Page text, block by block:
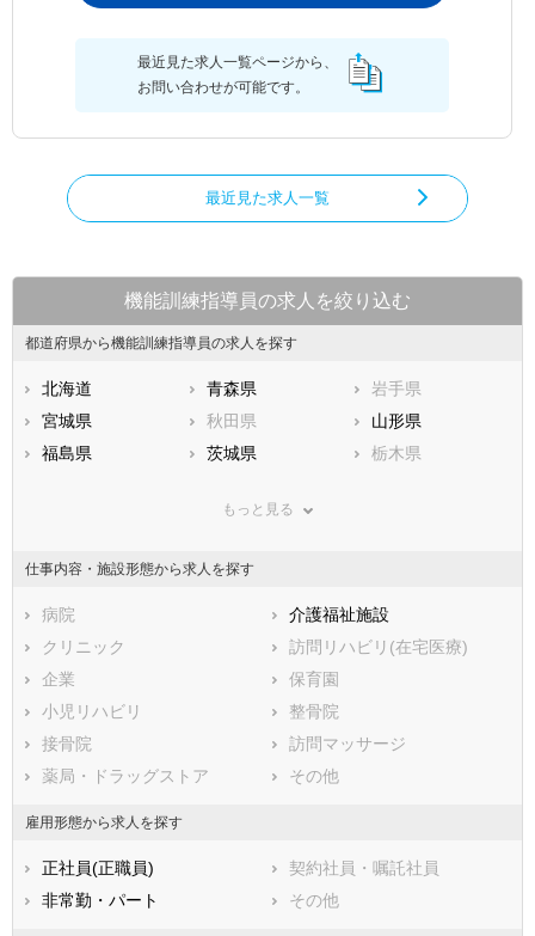
最近見た求人一覧ページから、
お問い合わせが可能です。
最近見た求人一覧
機能訓練指導員の求人を絞り込む
都道府県から機能訓練指導員の求人を探す
北海道 青森県
岩手県
宮城県
秋田県
山形県
福島県
茨城県
栃木県
神奈川県
石川県
福井県
静岡県
三重県
滋賀県
大阪府
兵庫県
鳥取県
広島県
徳島県
香川県
愛媛県
鹿児島県
もっと見る
仕事内容・施設形態から求人を探す
病院
介護福祉施設
クリニック
訪問リハビリ(在宅医療)
企業
保育園
小児リハビリ
整骨院
接骨院
訪問マッサージ
薬局・ドラッグストア
その他
雇用形態から求人を探す
正社員(正職員)
契約社員・嘱託社員
非常勤・パート
その他